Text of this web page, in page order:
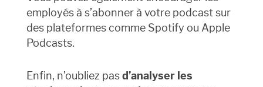
employés à s’abonner à votre podcast sur
des plateformes comme Spotify ou Apple
Podcasts.
Enfin, n’oubliez pasd’analyser les